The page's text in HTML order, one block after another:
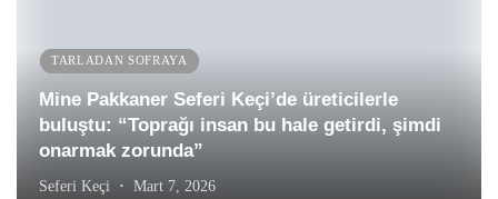
TARLADAN SOFRAYA
Mine Pakkaner Seferi Keçi’de üreticilerle
buluştu: “Toprağı insan bu hale getirdi, şimdi
onarmak zorunda”
Seferi Keçi Mart 7, 2026